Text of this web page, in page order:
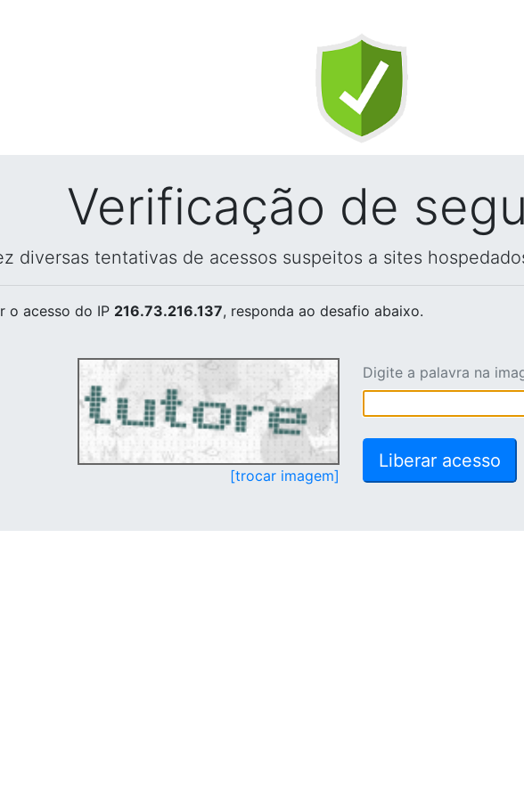
Verificação de
diversas tentativas de acessos suspeitos a sites
o acesso do IP 216.73.216.137, responda ao desafio abaixo.
[trocar imagem]
Digite a palavra na